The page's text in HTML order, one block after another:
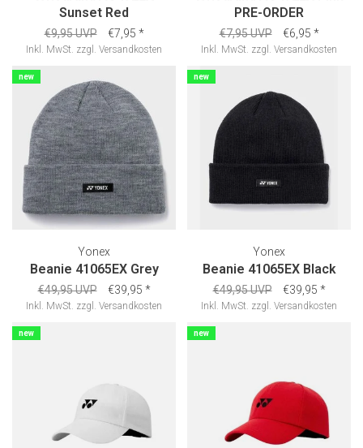
Sunset Red
€9,95 UVP €7,95 *
Inkl. MwSt. zzgl. Versandkosten
PRE-ORDER
€7,95 UVP €6,95 *
Inkl. MwSt. zzgl. Versandkosten
new
Yonex
Beanie 41065EX Grey
€49,95 UVP €39,95 *
Inkl. MwSt. zzgl. Versandkosten
new
Yonex
Beanie 41065EX Black
€49,95 UVP €39,95 *
Inkl. MwSt. zzgl. Versandkosten
new new